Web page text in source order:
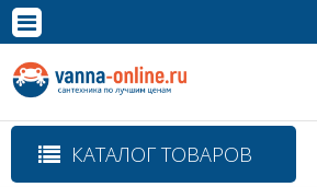
Полная версия сайта
КАТАЛОГ ТОВАРОВ